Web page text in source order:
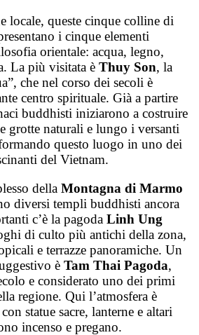
locale, queste cinque colline di
i cinque elementi
orientale: acqua, legno,
La più visitata è Thuy Son, la
che nel corso dei secoli è
centro spirituale. Già a partire
buddhisti iniziarono a costruire
grotte naturali e lungo i versanti
questo luogo in uno dei
del Vietnam.
della Montagna di Marmo
diversi templi buddhisti ancora
c’è la pagoda Linh Ung
di culto più antichi della zona,
e terrazze panoramiche. Un
è Tam Thai Pagoda,
e considerato uno dei primi
regione. Qui l’atmosfera è
statue sacre, lanterne e altari
incenso e pregano.